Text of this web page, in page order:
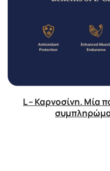
L – Καρνοσίνη. Μία